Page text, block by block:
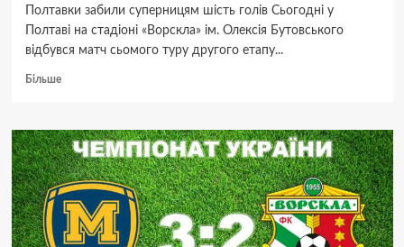
Полтавки забили суперницям шість голів Сьогодні у
Полтаві на стадіоні «Ворскла» ім. Олексія Бутовського
відбувся матч сьомого туру другого етапу...
БільшеДокладніше
«Ворскла»
розгромила
«Кривбас»
і достроково
виграла
Чемпіонат
України